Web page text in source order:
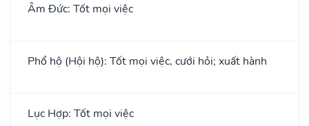
Âm Đức: Tốt mọi việc
Phổ hộ (Hội hộ): Tốt mọi việc, cưới hỏi; xuất hành
Lục Hợp: Tốt mọi việc